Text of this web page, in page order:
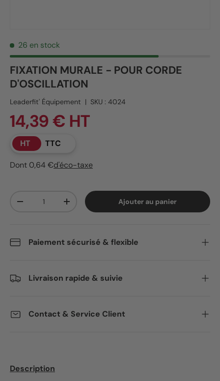
26 en stock
FIXATION MURALE - POUR CORDE
D'OSCILLATION
Leaderfit' Équipement | SKU : 4024
14,39 € HT
HT TTC
Dont 0,64 €d'éco-taxe
Diminuer la quantitéAugmenter la quantitéAjouter au panier
Paiement sécurisé & flexible
Livraison rapide & suivie
Contact & Service Client
Description